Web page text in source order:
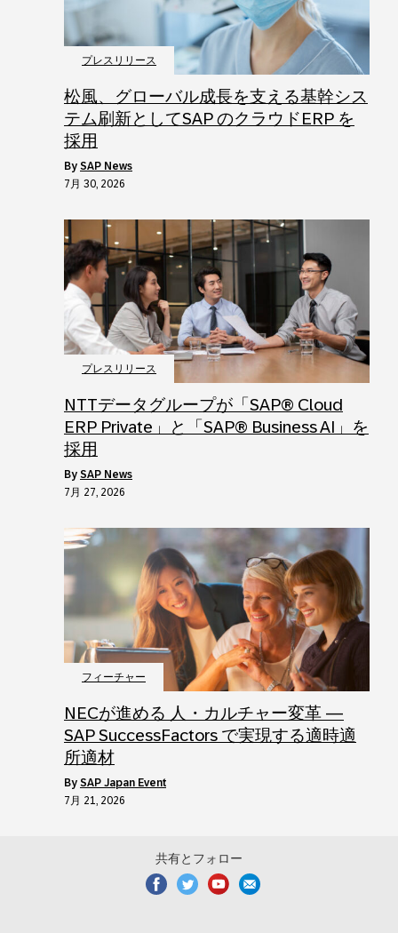
プレスリリース
松風、グローバル成長を支える基幹シス
テム刷新としてSAP のクラウドERP を
採用
by SAP News
7月 30, 2026
プレスリリース
NTTデータグループが「SAP® Cloud
ERP Private」と「SAP® Business AI」を
採用
by SAP News
7月 27, 2026
フィーチャー
NECが進める 人・カルチャー変革 ―
SAP SuccessFactors で実現する適時適
所適材
by SAP Japan Event
7月 21, 2026
共有とフォロー